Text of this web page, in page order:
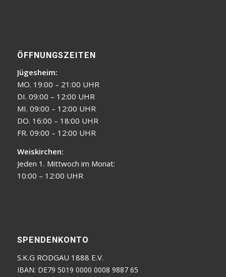
ÖFFNUNGSZEITEN
Jügesheim:
MO. 19:00 – 21:00 UHR
DI. 09:00 – 12:00 UHR
MI. 09:00 – 12:00 UHR
DO. 16:00 – 18:00 UHR
FR. 09:00 – 12:00 UHR
Weiskirchen:
Jeden 1. Mittwoch im Monat:
10:00 – 12:00 UHR
SPENDENKONTO
S.K.G RODGAU 1888 E.V.
IBAN: DE79 5019 0000 0008 9887 65